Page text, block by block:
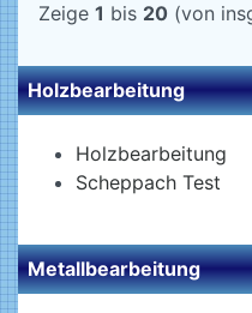
Zeige 1 bis 20 (von
Holzbearbeitung
Holzbearbeitung
Scheppach Test
Metallbearbeitung